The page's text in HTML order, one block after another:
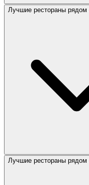
Лучшие рестораны рядом
Лучшие рестораны рядом